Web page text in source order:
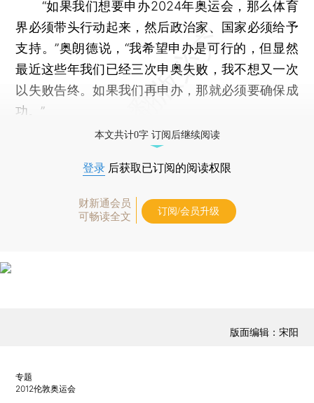
“如果我们想要申办2024年奥运会，那么体育
界必须带头行动起来，然后政治家、国家必须给予
支持。”奥朗德说，“我希望申办是可行的，但显然
最近这些年我们已经三次申奥失败，我不想又一次
以失败告终。如果我们再申办，那就必须要确保成
功。”
本文共计0字 订阅后继续阅读
登录 后获取已订阅的阅读权限
财新通会员
可畅读全文
订阅/会员升级
版面编辑：宋阳
专题
2012伦敦奥运会